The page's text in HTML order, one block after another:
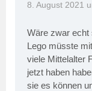
8. August 2021
Wäre zwar echt
Lego müsste
viele Mittelalter
jetzt haben
sie es können